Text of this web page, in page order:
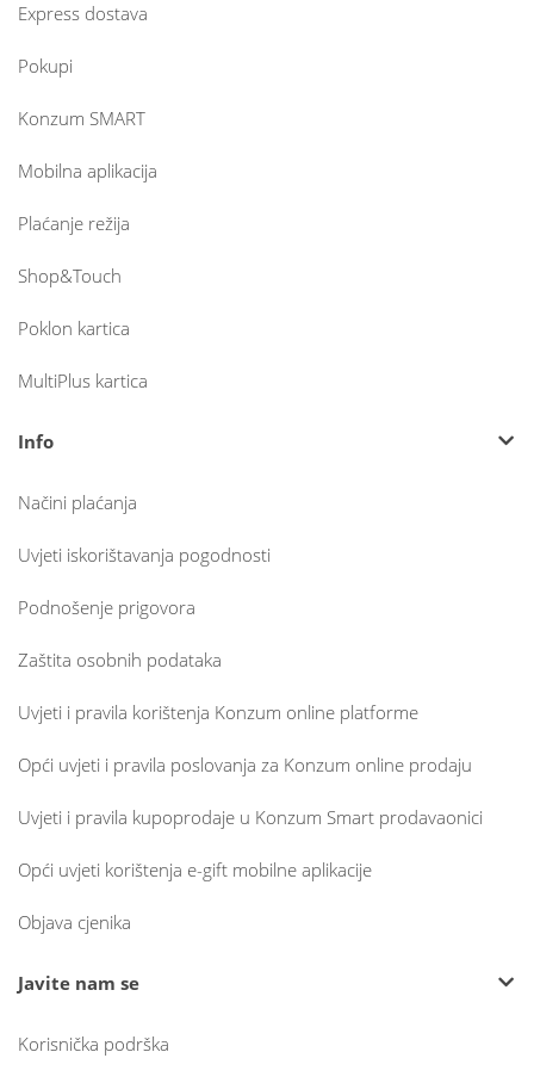
Express dostava
Pokupi
Konzum SMART
Mobilna aplikacija
Plaćanje režija
Shop&Touch
Poklon kartica
MultiPlus kartica
Info
Načini plaćanja
Uvjeti iskorištavanja pogodnosti
Podnošenje prigovora
Zaštita osobnih podataka
Uvjeti i pravila korištenja Konzum online platforme
Opći uvjeti i pravila poslovanja za Konzum online prodaju
Uvjeti i pravila kupoprodaje u Konzum Smart prodavaonici
Opći uvjeti korištenja e-gift mobilne aplikacije
Objava cjenika
Javite nam se
Korisnička podrška